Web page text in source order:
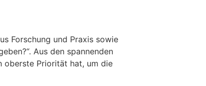
Forschung und Praxis sowie
Aus den spannenden
oberste Priorität hat, um die